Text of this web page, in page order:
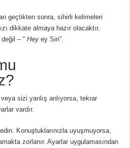
geçtikten sonra, sihirli kelimeleri
dikkate almaya hazır olacaktır.
değil– “Hey ey Siri”.
sizi yanlış anlıyorsa, tekrar
vardır.
Konuştuklarınızla uyuşmuyorsa,
zorlanır.Ayarlar uygulamasından